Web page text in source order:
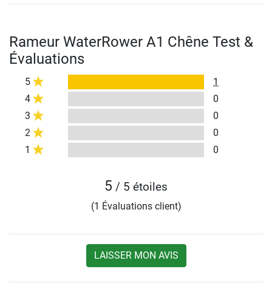
Rameur WaterRower A1 Chêne Test &
Évaluations
5
1
4
0
3
0
2
0
1
0
5 / 5 étoiles
(1 Évaluations client)
LAISSER MON AVIS